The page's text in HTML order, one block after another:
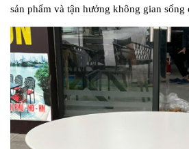
sản phẩm và tận hưởng không gian sống